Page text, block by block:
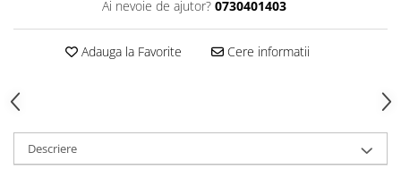
Ai nevoie de ajutor? 0730401403
Adauga la Favorite Cere informatii
Descriere